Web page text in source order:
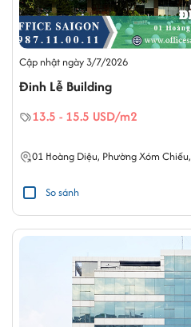
Cập nhật ngày 3/7/2026
Đinh Lễ Building
13.5 - 15.5 USD/m2
01 Hoàng Diệu, Phường Xóm Chiếu,
So sánh